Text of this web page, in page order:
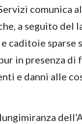
comunica
a seguito del
caditoie
in presenza
e danni alle